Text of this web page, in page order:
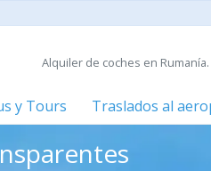
Alquiler de coches en
y Tours Traslados al